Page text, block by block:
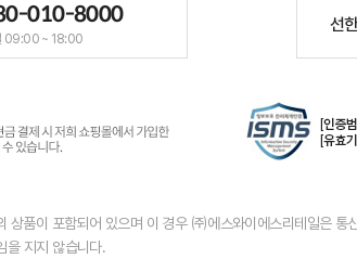
010-8000
09:00 ~ 18:00
선
상품이 포함되어 있으며 이 경우 ㈜에스와이에스리테일은
을 지지 않습니다.